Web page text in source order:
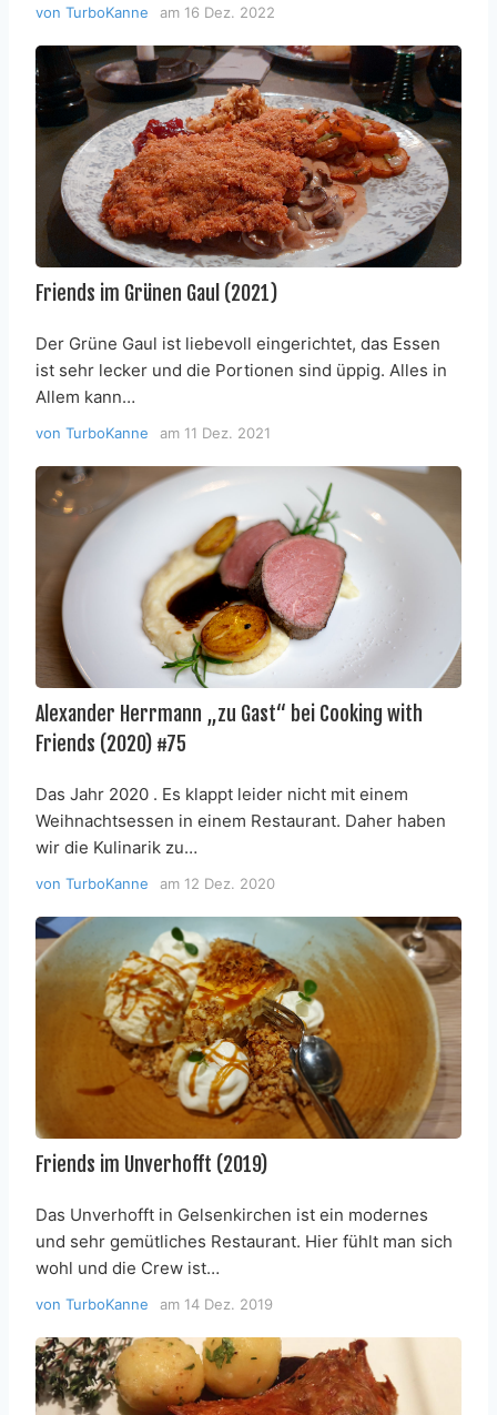
von TurboKanne am 16 Dez. 2022
Friends im Grünen Gaul (2021)
Der Grüne Gaul ist liebevoll eingerichtet, das Essen
ist sehr lecker und die Portionen sind üppig. Alles in
Allem kann…
von TurboKanne am 11 Dez. 2021
Alexander Herrmann „zu Gast“ bei Cooking with
Friends (2020) #75
Das Jahr 2020 . Es klappt leider nicht mit einem
Weihnachtsessen in einem Restaurant. Daher haben
wir die Kulinarik zu…
von TurboKanne am 12 Dez. 2020
Friends im Unverhofft (2019)
Das Unverhofft in Gelsenkirchen ist ein modernes
und sehr gemütliches Restaurant. Hier fühlt man sich
wohl und die Crew ist…
von TurboKanne am 14 Dez. 2019